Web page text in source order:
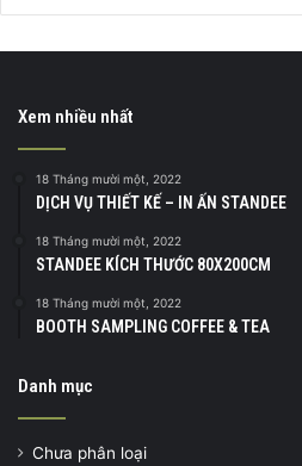
Xem nhiều nhất
18 Tháng mười một, 2022
DỊCH VỤ THIẾT KẾ – IN ẤN STANDEE
18 Tháng mười một, 2022
STANDEE KÍCH THƯỚC 80X200CM
18 Tháng mười một, 2022
BOOTH SAMPLING COFFEE & TEA
Danh mục
Chưa phân loại